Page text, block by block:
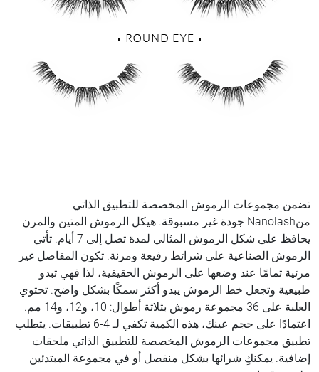
تضمن مجموعات الرموش المخصصة للتطبيق الذاتي
منNanolash جودة غير مسبوقة. هيكل الرموش المتين والمرن
يحافظ على شكل الرموش المثالي لمدة تصل إلى 7 أيام. تأتي
الرموش الصناعية على شرائط رفيعة ومرنة. تكون المفاصل غير
مرئية تمامًا عند وضعها على الرموش الحقيقية، لذا فهي تبدو
طبيعية وتجعل خط الرموش يبدو أكثر سمكًا بشكل واضح. تحتوي
العلبة على 36 مجموعة رموش بثلاثة أطوال: 10، و12، و14 مم.
اعتمادًا على حجم عينك، هذه الكمية تكفي لـ 4-6 تطبيقات. يتطلب
تطبيق مجموعات الرموش المخصصة للتطبيق الذاتي ملحقات
إضافية. يمكنكِ شرائها بشكل منفصل أو في مجموعة المبتدئين